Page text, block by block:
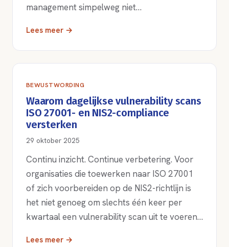
management simpelweg niet…
Lees meer →
BEWUSTWORDING
Waarom dagelijkse vulnerability scans
ISO 27001- en NIS2-compliance
versterken
29 oktober 2025
Continu inzicht. Continue verbetering. Voor
organisaties die toewerken naar ISO 27001
of zich voorbereiden op de NIS2-richtlijn is
het niet genoeg om slechts één keer per
kwartaal een vulnerability scan uit te voeren…
Lees meer →